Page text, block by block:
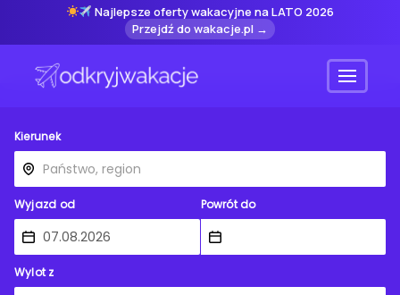
Najlepsze oferty wakacyjne na LATO 2026
Przejdź do wakacje.pl →
Menu
Kierunek
Wyjazd od Powrót do
Wylot z